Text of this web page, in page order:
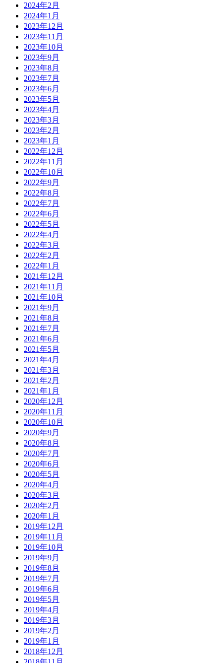
2024年2月
2024年1月
2023年12月
2023年11月
2023年10月
2023年9月
2023年8月
2023年7月
2023年6月
2023年5月
2023年4月
2023年3月
2023年2月
2023年1月
2022年12月
2022年11月
2022年10月
2022年9月
2022年8月
2022年7月
2022年6月
2022年5月
2022年4月
2022年3月
2022年2月
2022年1月
2021年12月
2021年11月
2021年10月
2021年9月
2021年8月
2021年7月
2021年6月
2021年5月
2021年4月
2021年3月
2021年2月
2021年1月
2020年12月
2020年11月
2020年10月
2020年9月
2020年8月
2020年7月
2020年6月
2020年5月
2020年4月
2020年3月
2020年2月
2020年1月
2019年12月
2019年11月
2019年10月
2019年9月
2019年8月
2019年7月
2019年6月
2019年5月
2019年4月
2019年3月
2019年2月
2019年1月
2018年12月